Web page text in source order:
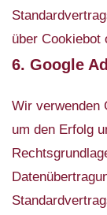
über Cookiebot
6. Google
Wir verwenden
um den Erfolg